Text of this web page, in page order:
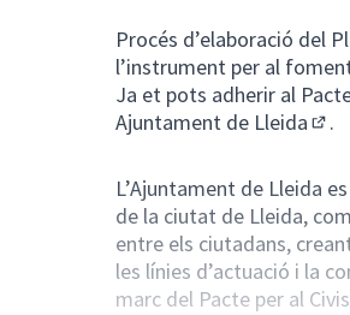
Procés d’elaboració del
l’instrument per al
Ja et pots adherir al
Ajuntament de Lleida
.
L’Ajuntament de Lleida
de la ciutat de Lleida,
entre els ciutadans,
les línies d’actuació i la
marc del Pacte per al